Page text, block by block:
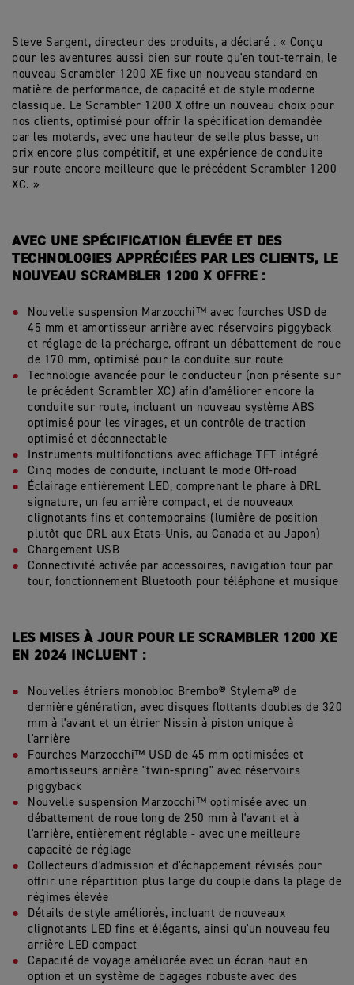
Steve Sargent, directeur des produits, a déclaré : « Conçu
pour les aventures aussi bien sur route qu'en tout-terrain, le
nouveau Scrambler 1200 XE fixe un nouveau standard en
matière de performance, de capacité et de style moderne
classique. Le Scrambler 1200 X offre un nouveau choix pour
nos clients, optimisé pour offrir la spécification demandée
par les motards, avec une hauteur de selle plus basse, un
prix encore plus compétitif, et une expérience de conduite
sur route encore meilleure que le précédent Scrambler 1200
XC. »
AVEC UNE SPÉCIFICATION ÉLEVÉE ET DES
TECHNOLOGIES APPRÉCIÉES PAR LES CLIENTS, LE
NOUVEAU SCRAMBLER 1200 X OFFRE :
Nouvelle suspension Marzocchi™ avec fourches USD de
45 mm et amortisseur arrière avec réservoirs piggyback
et réglage de la précharge, offrant un débattement de roue
de 170 mm, optimisé pour la conduite sur route
Technologie avancée pour le conducteur (non présente sur
le précédent Scrambler XC) afin d'améliorer encore la
conduite sur route, incluant un nouveau système ABS
optimisé pour les virages, et un contrôle de traction
optimisé et déconnectable
Instruments multifonctions avec affichage TFT intégré
Cinq modes de conduite, incluant le mode Off-road
Éclairage entièrement LED, comprenant le phare à DRL
signature, un feu arrière compact, et de nouveaux
clignotants fins et contemporains (lumière de position
plutôt que DRL aux États-Unis, au Canada et au Japon)
Chargement USB
Connectivité activée par accessoires, navigation tour par
tour, fonctionnement Bluetooth pour téléphone et musique
LES MISES À JOUR POUR LE SCRAMBLER 1200 XE
EN 2024 INCLUENT :
Nouvelles étriers monobloc Brembo® Stylema® de
dernière génération, avec disques flottants doubles de 320
mm à l'avant et un étrier Nissin à piston unique à
l'arrière
Fourches Marzocchi™ USD de 45 mm optimisées et
amortisseurs arrière "twin-spring" avec réservoirs
piggyback
Nouvelle suspension Marzocchi™ optimisée avec un
débattement de roue long de 250 mm à l'avant et à
l'arrière, entièrement réglable - avec une meilleure
capacité de réglage
Collecteurs d'admission et d'échappement révisés pour
offrir une répartition plus large du couple dans la plage de
régimes élevée
Détails de style améliorés, incluant de nouveaux
clignotants LED fins et élégants, ainsi qu'un nouveau feu
arrière LED compact
Capacité de voyage améliorée avec un écran haut en
option et un système de bagages robuste avec des